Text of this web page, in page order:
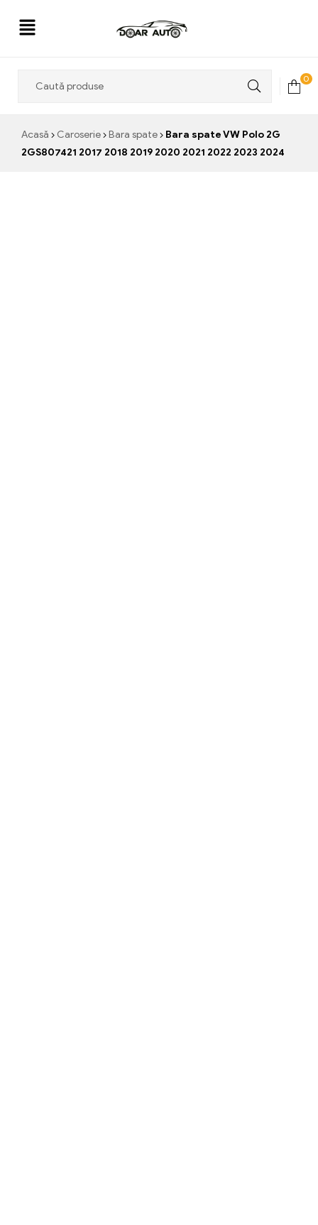
0
Acasă Caroserie Bara spate
Bara spate VW Polo 2G
2GS807421 2017 2018 2019 2020 2021 2022 2023 2024